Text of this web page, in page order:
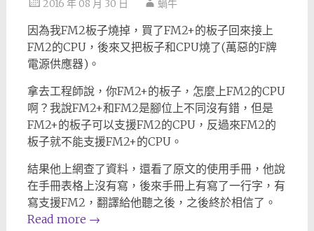
2016 年 08 月 30 日 蝸牛
因為我FM2板子燒掉，買了FM2+的板子回來接上
FM2的CPU，後來又把板子和CPU燒了(萬惡的F牌
電源供應器)。
拿去工程師說，你FM2+的板子，怎麼上FM2的CPU
啊？我說FM2+和FM2是腳位上不同沒有錯，但是
FM2+的板子可以支援FM2的CPU，反過來FM2的
板子就不能支援FM2+的CPU。
結果他上網查了資料，還看了原文的使用手冊，他說
在手冊表格上沒有寫，後來手冊上有寫了一行字，有
寫支援FM2，翻譯給他聽之後，之後終於相信了。
Read more →